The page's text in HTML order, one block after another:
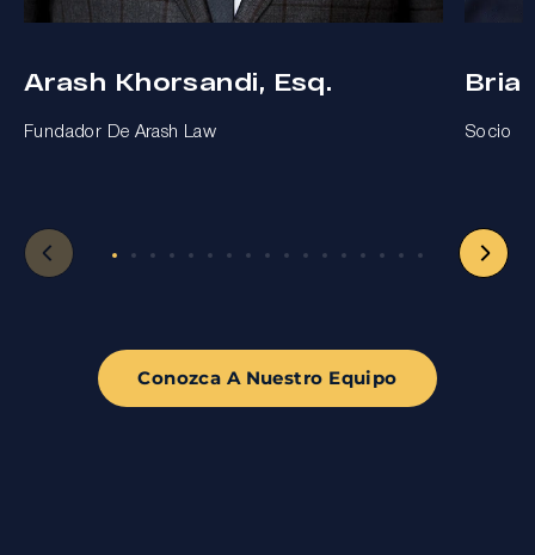
Arash Khorsandi, Esq.
Fundador De Arash Law Socio
Conozca A Nuestro Equipo